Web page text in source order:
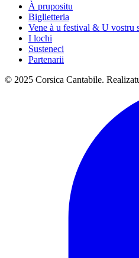
À prupositu
Biglietteria
Vene à u festival & U vostru
I lochi
Susteneci
Partenarii
© 2025 Corsica Cantabile.